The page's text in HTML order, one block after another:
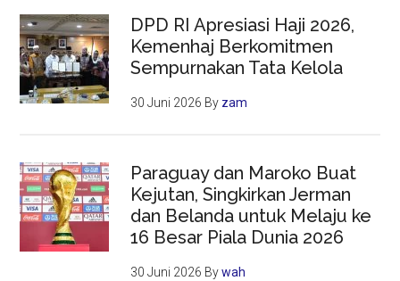
DPD RI Apresiasi Haji 2026,
Kemenhaj Berkomitmen
Sempurnakan Tata Kelola
30 Juni 2026 By zam
Paraguay dan Maroko Buat
Kejutan, Singkirkan Jerman
dan Belanda untuk Melaju ke
16 Besar Piala Dunia 2026
30 Juni 2026 Bywah